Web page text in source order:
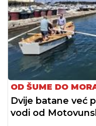
OD ŠUME DO
Dvije batane već
vodi od